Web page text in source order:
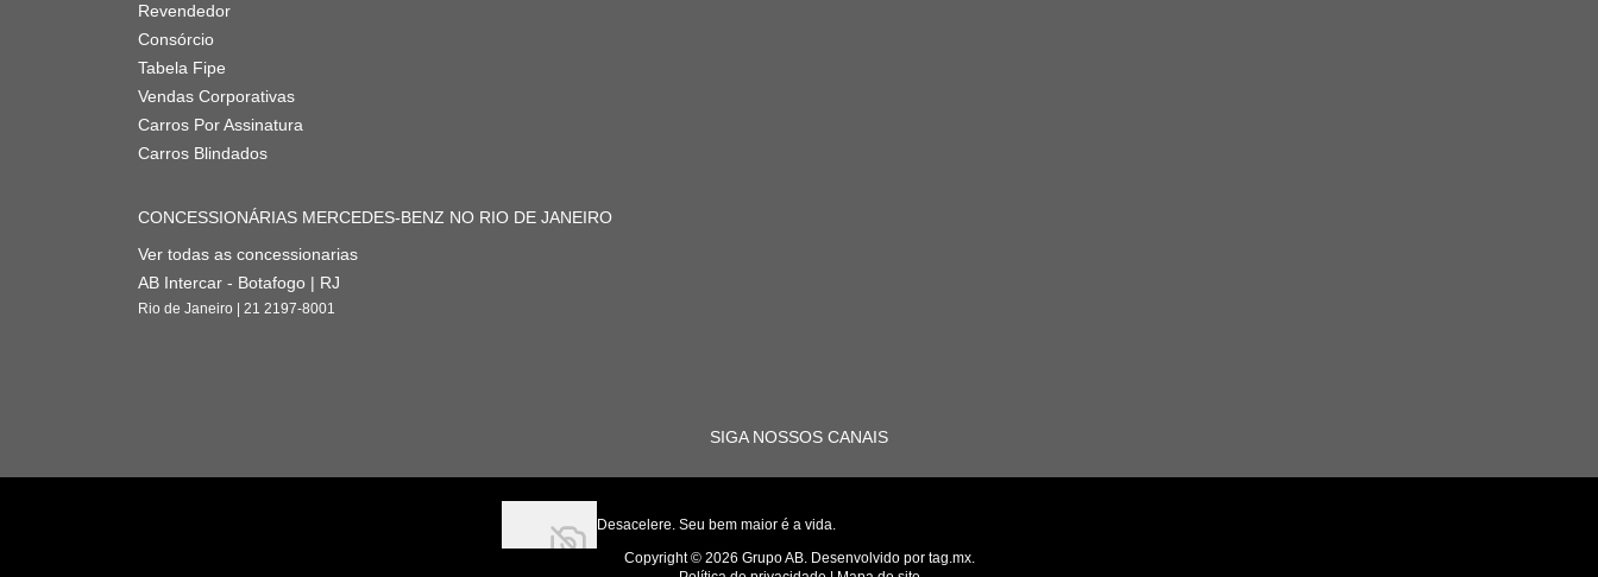
Revendedor
Consórcio
Tabela Fipe
Vendas Corporativas
Carros Por Assinatura
Carros Blindados
CONCESSIONÁRIAS MERCEDES-BENZ NO RIO DE JANEIRO
Ver todas as concessionarias
AB Intercar - Botafogo | RJ
Rio de Janeiro | 21 2197-8001
SIGA NOSSOS CANAIS
Desacelere. Seu bem maior é a vida.
Copyright © 2026 Grupo AB. Desenvolvido por tag.mx.